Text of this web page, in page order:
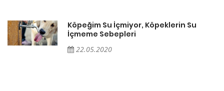
Köpeğim Su İçmiyor, Köpeklerin Su
İçmeme Sebepleri
22.05.2020